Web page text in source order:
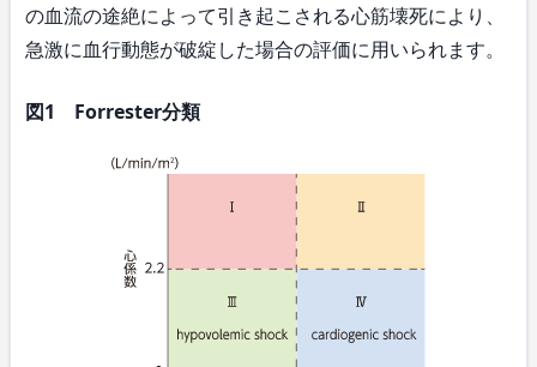
の血流の途絶によって引き起こされる心筋壊死により、
急激に血行動態が破綻した場合の評価に用いられます。
図1 Forrester分類